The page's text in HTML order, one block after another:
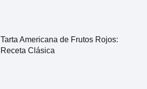
Tarta Americana de Frutos Rojos:
Receta Clásica